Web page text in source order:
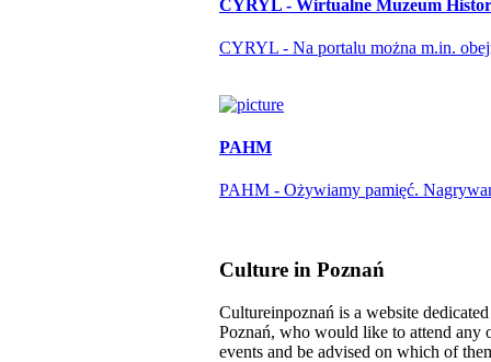
CYRYL - Wirtualne Muzeum
CYRYL - Na portalu można m.in.
PAHM
PAHM - Ożywiamy pamięć.
Culture in Poznań
Cultureinpoznań is a website
Poznań, who would like to attend any
events and be advised on which of